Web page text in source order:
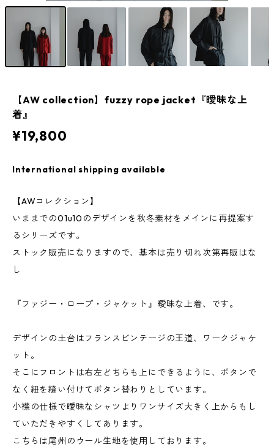
【AW collection】fuzzy rope jacket『曖昧な上
着』
¥19,800
International shipping available
【AWコレクション】
いままでの01u10のデザインを秋冬素材をメインに再提案す
るシリーズです。
ストック販売になりますので、基本は売り切れ次第再販はな
し
『ファジー・ロープ・ジャケット』曖昧な上着、です。
デザインの土台はフランスビンテージの王道、ワークジャケ
ット。
そこにフロントは右左どちらも上にできるように、ボタンで
なく紐を縫い付けてボタン替わりとしています。
小襟の仕様で曖昧なシャツよりワンサイズ大きく上からもし
ていただきやすくしてあります。
こちらは尾州のウール生地を使用しております。